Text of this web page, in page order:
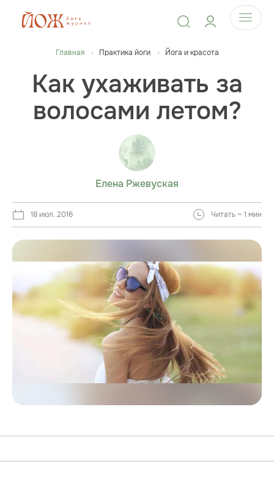
Главная Практика йоги Йога и красота
Как ухаживать за
волосами летом?
Елена Ржевуская
18 июл. 2016 Читать ~ 1 мин